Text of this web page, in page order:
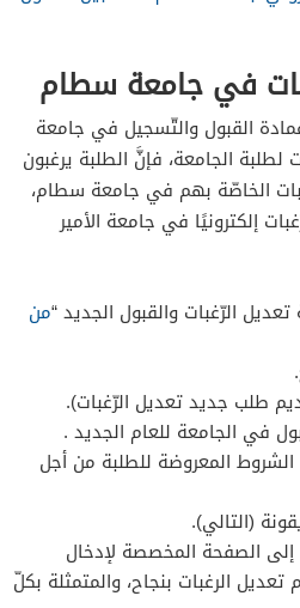
في جامعة سطام
القبول والتّسجيل في جامعة
الجامعة، فإنَّ الطلبة يرغبون
الخاصّة بهم في جامعة سطام،
إلكترونيًا في جامعة الأمير
الرّغبات والقبول الجديد “من
طلب جديد تعديل الرّغبات).
في الجامعة للعام الجديد .
المعروضة للطلبة من أجل
(التالي).
إلى الصفحة المخصصة لإدخال
تعديل الرغبات بنجاح، والمتمثلة بكلّ